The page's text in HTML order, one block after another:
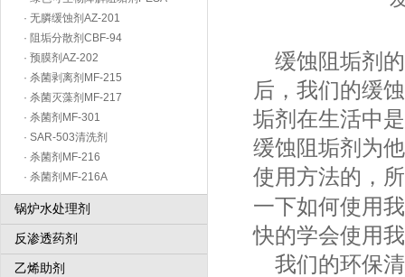
· 无膦缓蚀剂AZ-201
· 阻垢分散剂CBF-94
· 预膜剂AZ-202
· 杀菌剥离剂MF-215
· 杀菌灭藻剂MF-217
· 杀菌剂MF-301
· SAR-503清洗剂
· 杀菌剂MF-216
· 杀菌剂MF-216A
锅炉水处理剂
反渗透药剂
乙烯助剂
缓蚀阻垢剂的
后，我们的缓
垢剂在生活中
缓蚀阻垢剂为
使用方法的，
一下如何使用
快的学会使用
我们的环保清